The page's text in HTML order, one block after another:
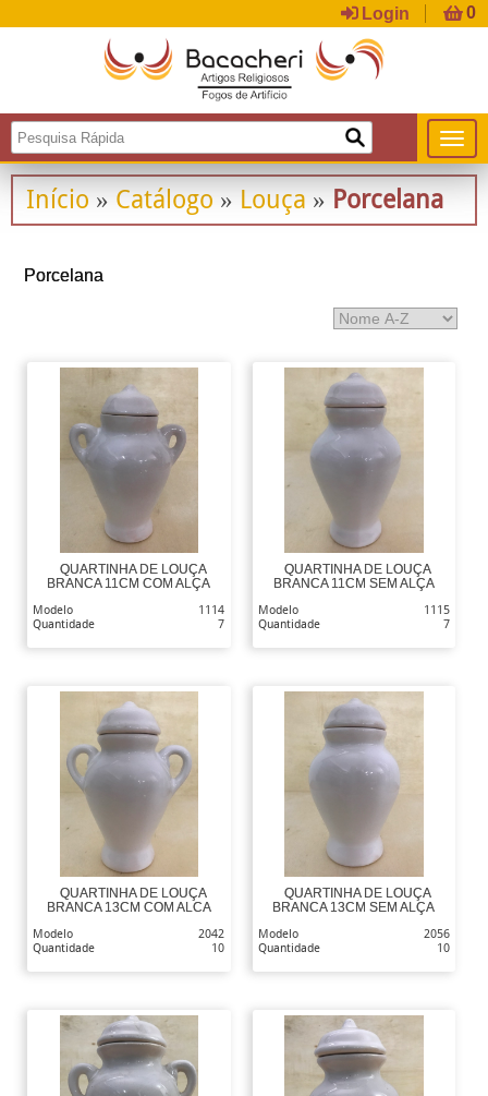
Login
Início » Catálogo » Louça » Porcelana
Porcelana
QUARTINHA DE LOUÇA
BRANCA 11CM COM ALÇA
Modelo
1114
Quantidade
7
QUARTINHA DE LOUÇA
BRANCA 11CM SEM ALÇA
Modelo
1115
Quantidade
7
QUARTINHA DE LOUÇA
BRANCA 13CM COM ALCA
Modelo
2042
Quantidade
10
QUARTINHA DE LOUÇA
BRANCA 13CM SEM ALÇA
Modelo
2056
Quantidade
10